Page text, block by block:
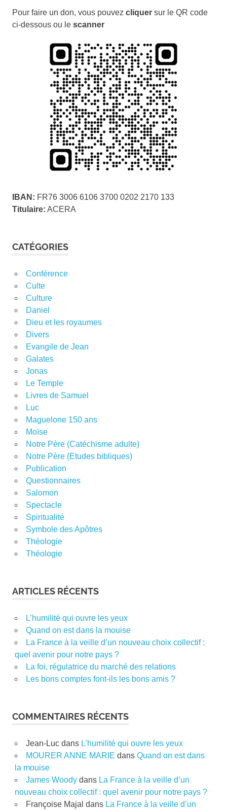
Pour faire un don, vous pouvez cliquer sur le QR code
ci-dessous ou le scanner
IBAN: FR76 3006 6106 3700 0202 2170 133
Titulaire: ACERA
CATÉGORIES
Conférence
Culte
Culture
Daniel
Dieu et les royaumes
Divers
Evangile de Jean
Galates
Jonas
Le Temple
Livres de Samuel
Luc
Maguelone 150 ans
Moïse
Notre Père (Catéchisme adulte)
Notre Père (Etudes bibliques)
Publication
Questionnaires
Salomon
Spectacle
Spiritualité
Symbole des Apôtres
Théologie
Théologie
ARTICLES RÉCENTS
L’humilité qui ouvre les yeux
Quand on est dans la mouise
La France à la veille d’un nouveau choix collectif :
quel avenir pour notre pays ?
La foi, régulatrice du marché des relations
Les bons comptes font-ils les bons amis ?
COMMENTAIRES RÉCENTS
Jean-Lucdans L’humilité qui ouvre les yeux
MOURER ANNE MARIE dans Quand on est dans
la mouise
James Woodydans La France à la veille d’un
nouveau choix collectif : quel avenir pour notre pays ?
Françoise Majal dans La France à la veille d’un